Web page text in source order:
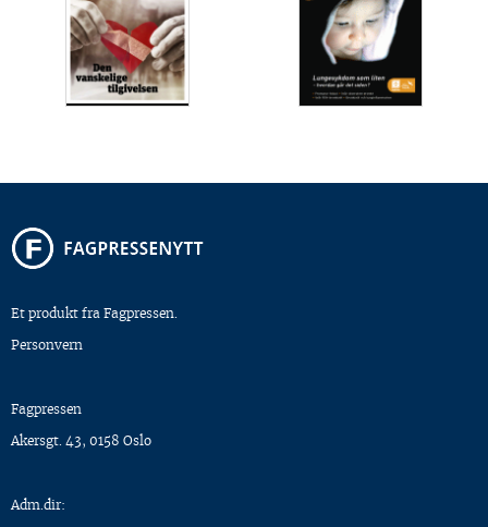
Et produkt fra Fagpressen.
Personvern
Fagpressen
Akersgt. 43, 0158 Oslo
Adm.dir: